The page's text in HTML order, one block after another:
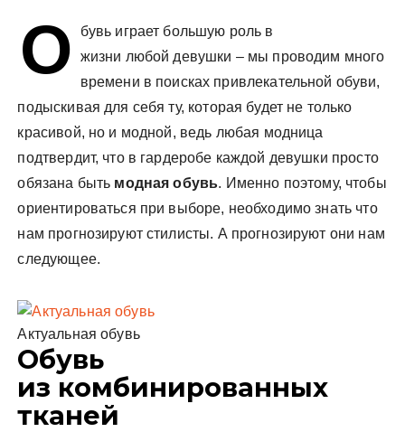
О
бувь играет большую роль в
жизни любой девушки – мы проводим много
времени в поисках привлекательной обуви,
подыскивая для себя ту, которая будет не только
красивой, но и модной, ведь любая модница
подтвердит, что в гардеробе каждой девушки просто
обязана быть модная обувь. Именно поэтому, чтобы
ориентироваться при выборе, необходимо знать что
нам прогнозируют стилисты. А прогнозируют они нам
следующее.
Актуальная обувь
Обувь
из комбинированных
тканей